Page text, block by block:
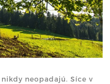
neopadajú. Síce v